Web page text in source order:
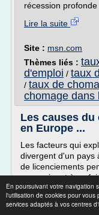
En poursuivant votre navigation
l'utilisation de cookies pour vous
services adaptés à vos centres
récession profonde
Lire la suite
Site : msn.com
Thèmes liés :
d'emploi / taux
/ taux de
chomage dans
Les causes du
en Europe ...
Les facteurs qui
divergent d'un pays
de licenciements
eux, peinent à se
Les jeunes sans
tchèques ne font